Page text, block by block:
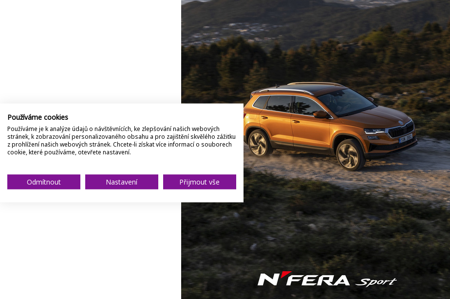
Používáme cookies
Používáme je k analýze údajů o návštěvnících, ke zlepšování našich webových
stránek, k zobrazování personalizovaného obsahu a pro zajištění skvělého zážitku
z prohlížení našich webových stránek. Chcete-li získat více informací o souborech
cookie, které používáme, otevřete nastavení.
Odmítnout Nastavení Přijmout vše